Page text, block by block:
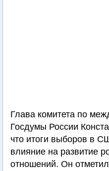
Глава комитета по
Госдумы России
что итоги выборов в
влияние на развитие
отношений. Он